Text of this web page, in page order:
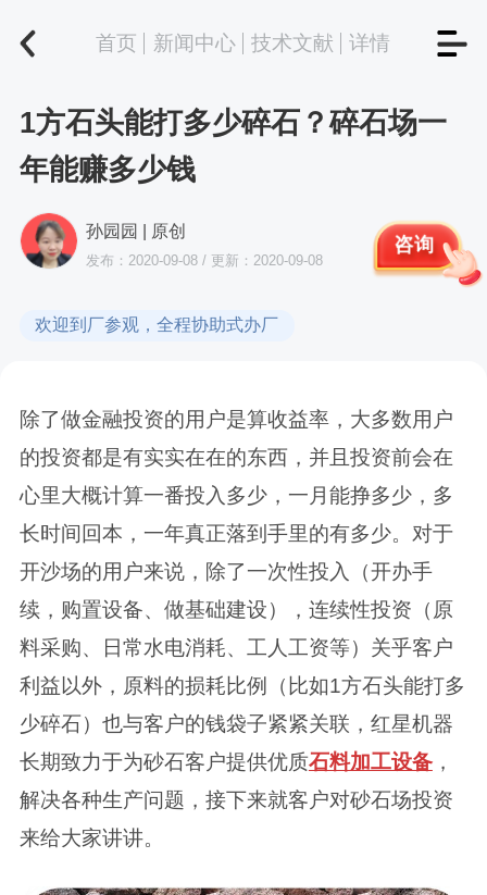
首页 新闻中心 技术文献 详情
1方石头能打多少碎石？碎石场一
年能赚多少钱
孙园园 | 原创
发布：2020-09-08 / 更新：2020-09-08
咨询
欢迎到厂参观，全程协助式办厂
除了做金融投资的用户是算收益率，大多数用户
的投资都是有实实在在的东西，并且投资前会在
心里大概计算一番投入多少，一月能挣多少，多
长时间回本，一年真正落到手里的有多少。对于
开沙场的用户来说，除了一次性投入（开办手
续，购置设备、做基础建设），连续性投资（原
料采购、日常水电消耗、工人工资等）关乎客户
利益以外，原料的损耗比例（比如1方石头能打多
少碎石）也与客户的钱袋子紧紧关联，红星机器
长期致力于为砂石客户提供优质石料加工设备，
解决各种生产问题，接下来就客户对砂石场投资
来给大家讲讲。